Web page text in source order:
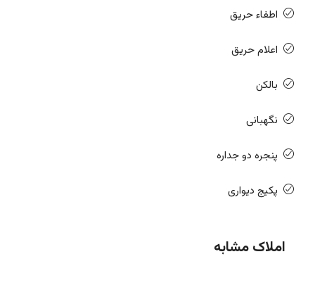
اطفاء حریق
اعلام حریق
بالکن
نگهبانی
پنجره دو جداره
پکیج دیواری
املاک مشابه